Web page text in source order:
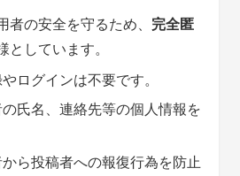
の安全を守るため、 完全匿
としています。
ログインは不要です。
氏名、連絡先等の個人情報を
ら投稿者への報復行為を防止